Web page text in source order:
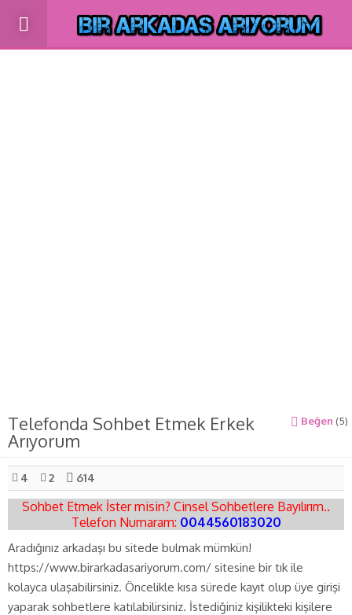
Telefonda Sohbet Etmek Erkek
Arıyorum
Beğen (5)
4 2 614
Sohbet Etmek İster misin? Cinsel Sohbetlere Bayılırım..
Telefon Numaram: 0044560183020
Aradığınız arkadaşı bu sitede bulmak mümkün!
https://www.birarkadasariyorum.com/ sitesine bir tık ile
kolayca ulaşabilirsiniz. Öncelikle kısa sürede kayıt olup üye girişi
yaparak sohbetlere katılabilirsiniz. İstediğiniz kişilikteki kişilere